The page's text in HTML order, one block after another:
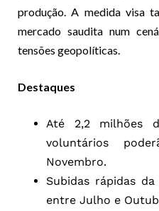
produção. A medida visa
mercado saudita num
tensões geopolíticas.
Destaques
Até 2,2 milhões
voluntários
Novembro.
Subidas rápidas
entre Julho e